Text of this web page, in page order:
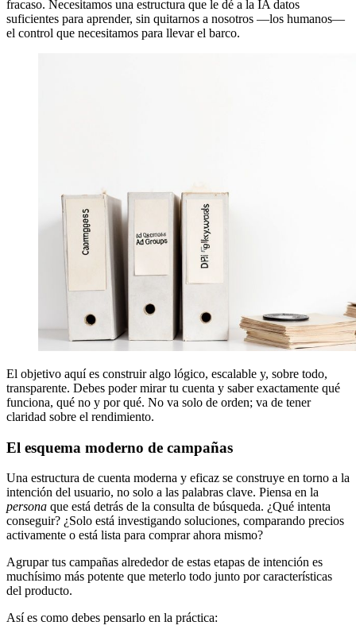
fracaso. Necesitamos una estructura que le dé a la IA datos
suficientes para aprender, sin quitarnos a nosotros —los humanos—
el control que necesitamos para llevar el barco.
El objetivo aquí es construir algo lógico, escalable y, sobre todo,
transparente. Debes poder mirar tu cuenta y saber exactamente qué
funciona, qué no y por qué. No va solo de orden; va de tener
claridad sobre el rendimiento.
El esquema moderno de campañas
Una estructura de cuenta moderna y eficaz se construye en torno a la
intención del usuario, no solo a las palabras clave. Piensa en la
persona que está detrás de la consulta de búsqueda. ¿Qué intenta
conseguir? ¿Solo está investigando soluciones, comparando precios
activamente o está lista para comprar ahora mismo?
Agrupar tus campañas alrededor de estas etapas de intención es
muchísimo más potente que meterlo todo junto por características
del producto.
Así es como debes pensarlo en la práctica: